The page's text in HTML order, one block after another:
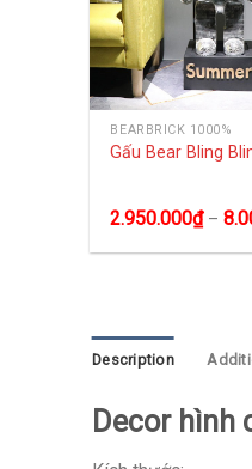
BEARBRICK 1000%
Gấu Bear Bling
2.950.000₫–
Description
Decor hình